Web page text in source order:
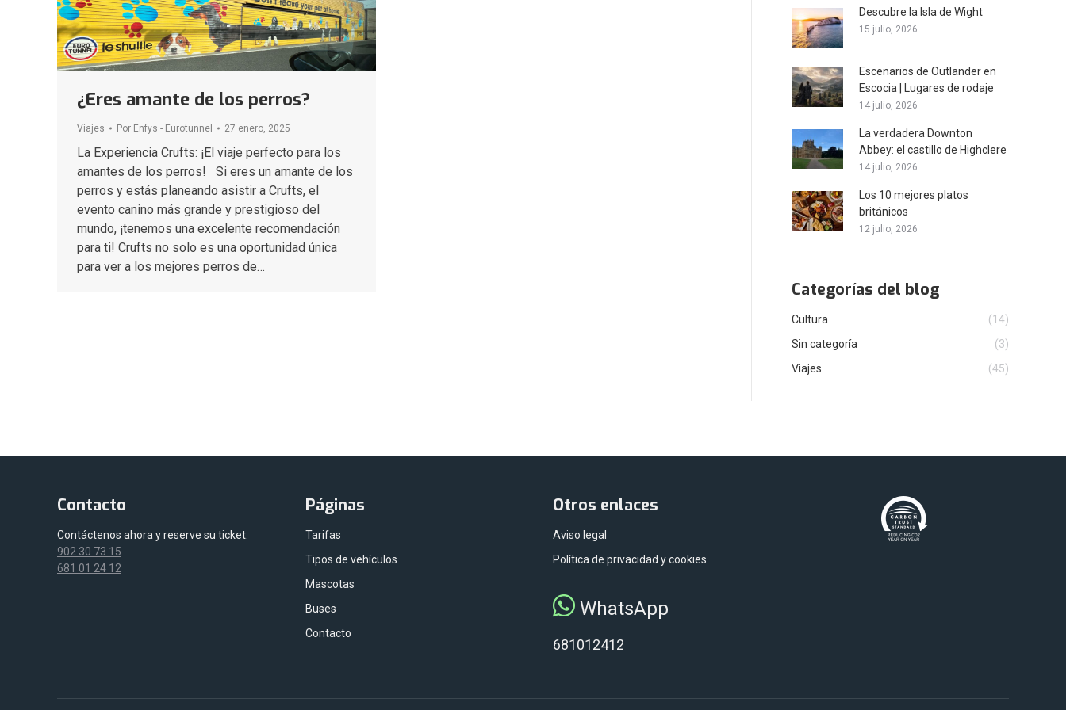
¿Eres amante de los perros?
Viajes Por Enfys - Eurotunnel 27 enero, 2025
La Experiencia Crufts: ¡El viaje perfecto para los
amantes de los perros! Si eres un amante de los
perros y estás planeando asistir a Crufts, el
evento canino más grande y prestigioso del
mundo, ¡tenemos una excelente recomendación
para ti! Crufts no solo es una oportunidad única
para ver a los mejores perros de…
Descubre la Isla de Wight
15 julio, 2026
Escenarios de Outlander en
Escocia | Lugares de rodaje
14 julio, 2026
La verdadera Downton
Abbey: el castillo de Highclere
14 julio, 2026
Los 10 mejores platos
británicos
12 julio, 2026
Categorías del blog
Cultura
(14)
Sin categoría
(3)
Viajes
(45)
Contacto
Contáctenos ahora y reserve su ticket:
902 30 73 15
681 01 24 12
Páginas
Tarifas
Tipos de vehículos
Mascotas
Buses
Contacto
Otros enlaces
Aviso legal
Política de privacidad y cookies
WhatsApp
681012412